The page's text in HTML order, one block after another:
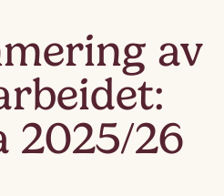
av
2025/26